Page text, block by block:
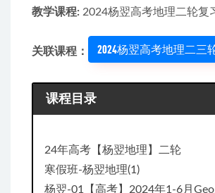
教学课程: 2024杨翌高考地理二轮复
关联课程： 2024杨翌高考地理二三
课程目录
24年高考【杨翌地理】二轮
寒假班-杨翌地理(1)
杨翌-01【高考】2024年1-6月